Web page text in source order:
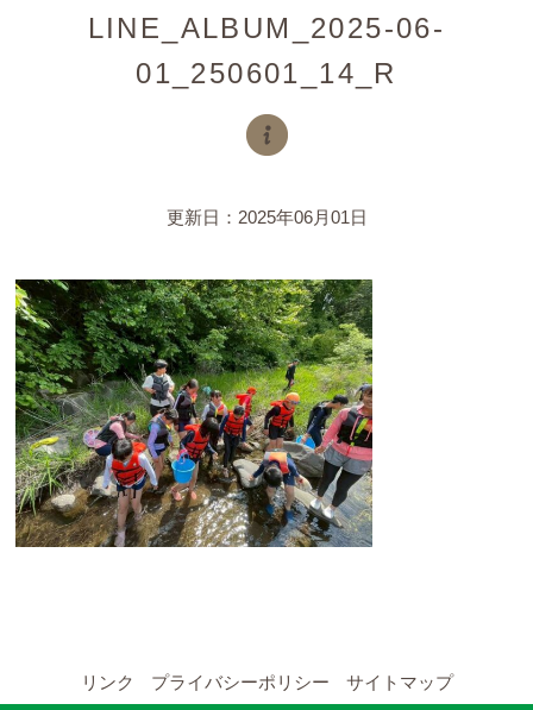
通年コース
週末コース
短期コース
留学コースのご案内
短期コース
LINE_ALBUM_2025-06-
01_250601_14_R
更新日：2025年06月01日
リンク プライバシーポリシー サイトマップ